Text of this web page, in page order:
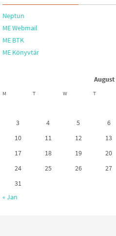
Neptun
ME Webmail
ME BTK
ME Könyvtár
August
M T W T
« Jan
3
4 5 6
10
11 12 13
17
18 19 20
24
25 26 27
31